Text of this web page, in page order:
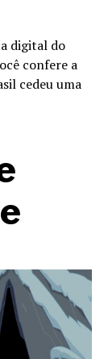
digital do
confere a
cedeu uma